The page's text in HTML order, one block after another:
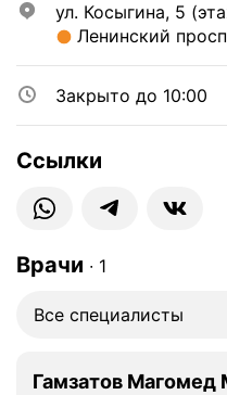
ул. Косыгина, 5
Метро Ленинский
Ленинский
Закрыто до 10:00
Ссылки
Врачи ∙ 1
Все специалисты
Гамзатов Магомед